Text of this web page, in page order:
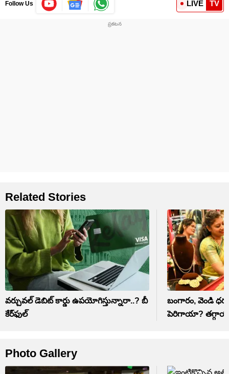
Follow Us LIVE TV
Related Stories
వర్చువల్ డెబిట్ కార్డు ఉపయోగిస్తున్నారా..? బీ
కేర్‌ఫుల్
బంగారం, వెండి
పెరిగాయా?
Photo Gallery